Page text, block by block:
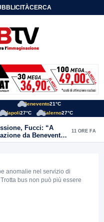
CERCA
Benevento21°C
Napoli27°C Salerno27°C
Fucci: “A
da Benevento
11 ORE FA
anomalie nel servizio di
bus non può più essere